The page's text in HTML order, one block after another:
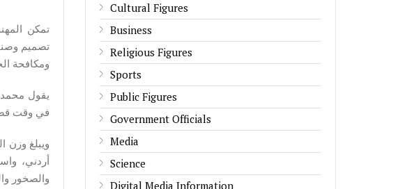
تمكن
تصميم
ومكافحة
يقول
في وقت
أردني،
والصخور
Cultural Figures
Business
Religious Figures
Sports
Public Figures
Government Officials
Media
Science
Digital Media Information